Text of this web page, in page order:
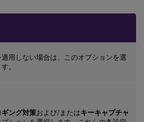
用しない場合は、このオプションを選
。
ギング対策および/またはキーキャプチャ